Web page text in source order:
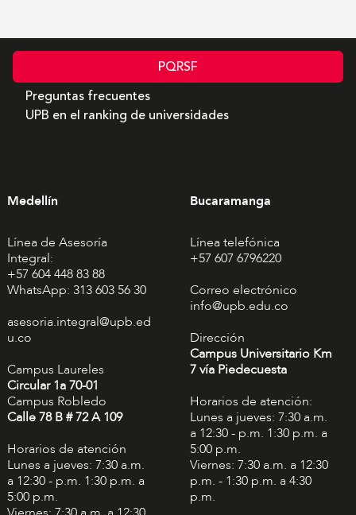
PQRSF
Preguntas frecuentes
UPB en el ranking de universidades
Medellín
Línea de Asesoría
Integral:
+57 604 448 83 88
WhatsApp: 313 603 56 30
asesoria.integral@upb.ed
u.co
Campus Laureles
Circular 1a 70-01
Campus Robledo
Calle 78 B # 72 A 109
Horarios de atención
Lunes a jueves: 7:30 a.m.
a 12:30 - p.m. 1:30 p.m. a
5:00 p.m.
Bucaramanga
Línea telefónica
+57 607 6796220
Correo electrónico
info@upb.edu.co
Dirección
Campus Universitario Km
7 vía Piedecuesta
Horarios de atención:
Lunes a jueves: 7:30 a.m.
a 12:30 - p.m. 1:30 p.m. a
5:00 p.m.
Viernes: 7:30 a.m. a 12:30
p.m. - 1:30 p.m. a 4:30
p.m.